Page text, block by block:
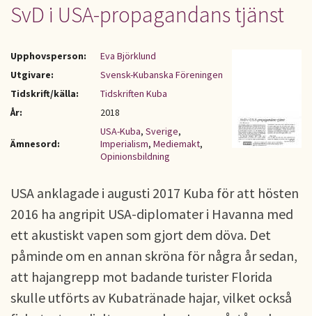
SvD i USA-propagandans tjänst
Upphovsperson:
Eva Björklund
Utgivare:
Svensk-Kubanska Föreningen
Tidskrift/källa:
Tidskriften Kuba
År:
2018
Ämnesord:
USA-Kuba, Sverige,
Imperialism, Mediemakt,
Opinionsbildning
USA anklagade i augusti 2017 Kuba för att hösten
2016 ha angripit USA-diplomater i Havanna med
ett akustiskt vapen som gjort dem döva. Det
påminde om en annan skröna för några år sedan,
att hajangrepp mot badande turister Florida
skulle utförts av Kubatränade hajar, vilket också